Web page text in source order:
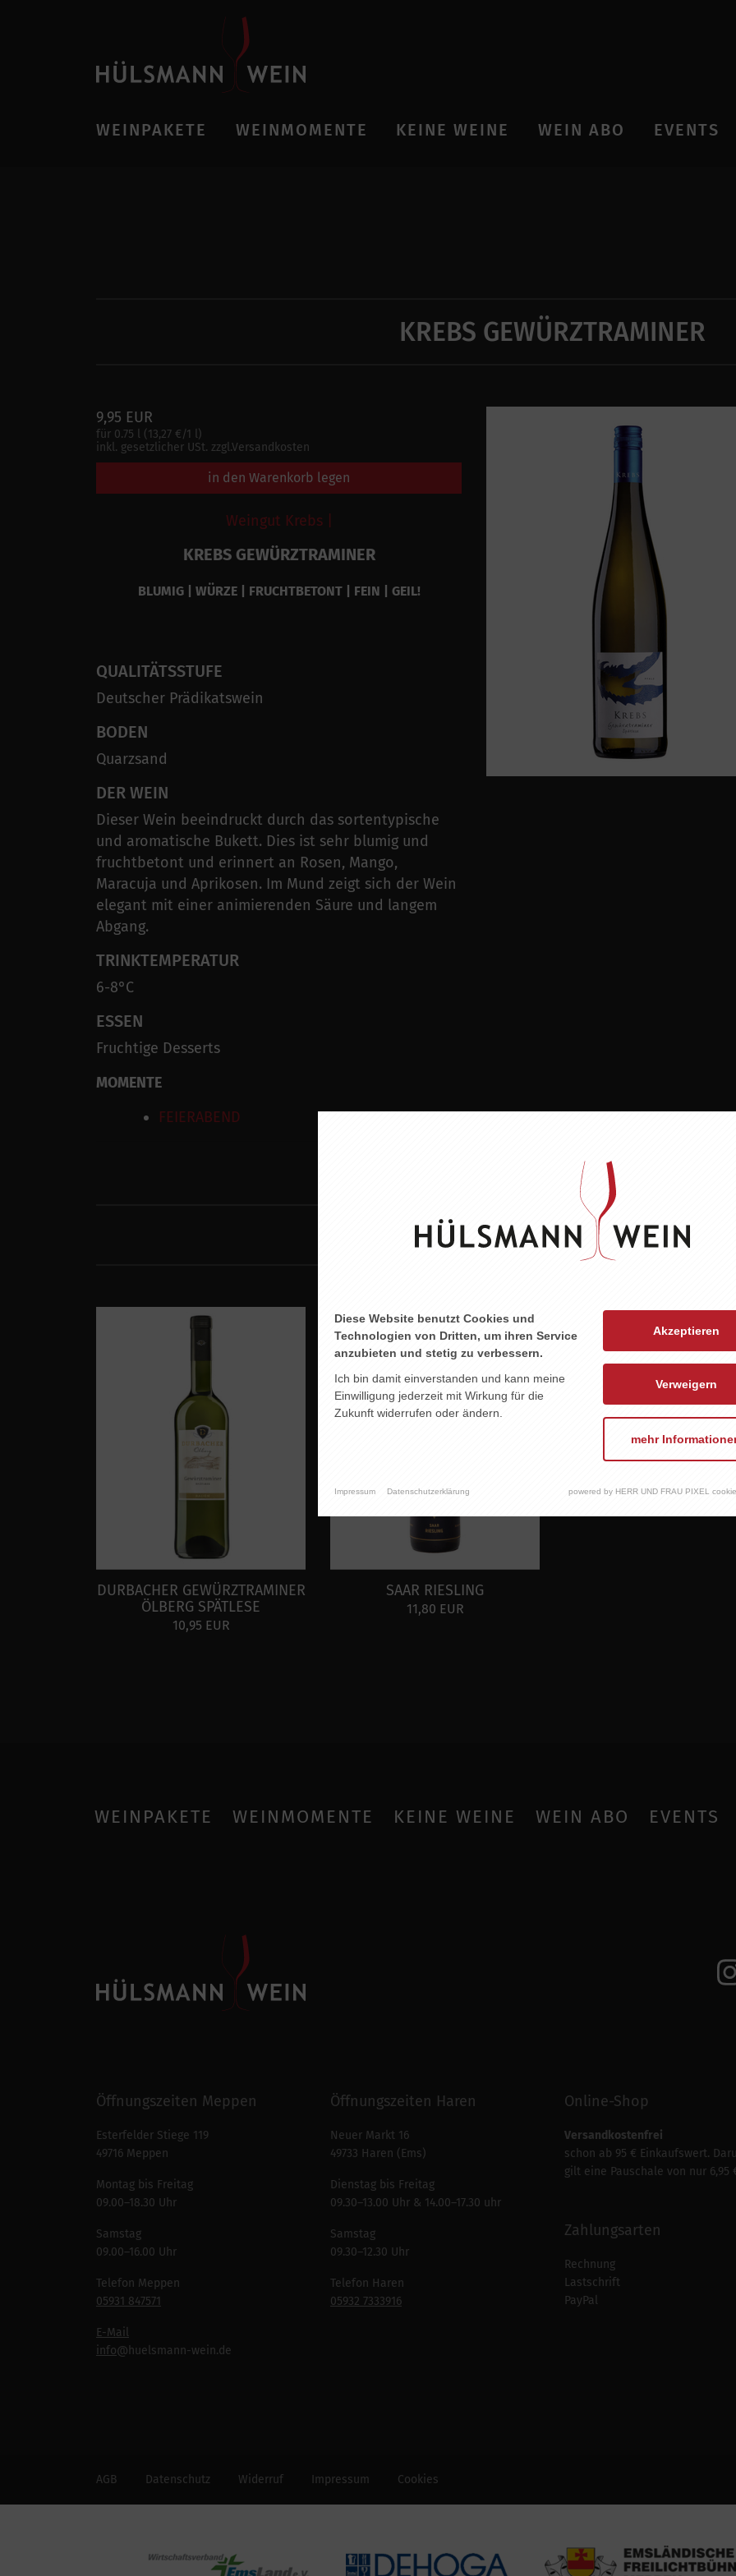
WEINPAKETE WEINMOMENTE KEINE WEINE WEIN ABO EVENTS
KREBS GEWÜRZTRAMINER
9,95 EUR
für 0.75 l (13,27 €/1 l)
inkl. gesetzlicher USt. zzgl.Versandkosten
in den Warenkorb legen
Weingut Krebs |
KREBS GEWÜRZTRAMINER
BLUMIG | WÜRZE | FRUCHTBETONT | FEIN | GEIL!
QUALITÄTSSTUFE
Deutscher Prädikatswein
BODEN
Quarzsand
DER WEIN
Dieser Wein beeindruckt durch das sortentypische
und aromatische Bukett. Dies ist sehr blumig und
fruchtbetont und erinnert an Rosen, Mango,
Maracuja und Aprikosen. Im Mund zeigt sich der Wein
elegant mit einer animierenden Säure und langem
Abgang.
TRINKTEMPERATUR
6-8°C
ESSEN
Fruchtige Desserts
MOMENTE
FEIERABEND
ZU DIESEM PRODUKT PASST ...
DURBACHER GEWÜRZTRAMINER
ÖLBERG SPÄTLESE
10,95 EUR
SAAR RIESLING
11,80 EUR
WEINPAKETE WEINMOMENTE KEINE WEINE WEIN ABO EVENTS
Öffnungszeiten Meppen
Esterfelder Stiege 119
49716 Meppen
Montag bis Freitag
09.00–18.30 Uhr
Samstag
09.00–16.00 Uhr
Telefon Meppen
05931 847571
E-Mail
info@huelsmann-wein.de
Öffnungszeiten Haren
Neuer Markt 16
49733 Haren (Ems)
Dienstag bis Freitag
09.30–13.00 Uhr & 14.00–17.30 uhr
Samstag
09.30–12.30 Uhr
Telefon Haren
05932 7333916
Online-Shop
Versandkostenfrei
schon ab 95 € Einkaufswert.
gilt eine Pauschale von nur 6,95
Zahlungsarten
Rechnung
Lastschrift
PayPal
AGB Datenschutz Widerruf Impressum Cookies
Diese Website benutzt Cookies und
Technologien von Dritten, um ihren Service
anzubieten und stetig zu verbessern.
Ich bin damit einverstanden und kann meine
Einwilligung jederzeit mit Wirkung für die
Zukunft widerrufen oder ändern.
Akzeptieren
Verweigern
mehr
Impressum Datenschutzerklärung powered by HERR UND FRAU PIXEL